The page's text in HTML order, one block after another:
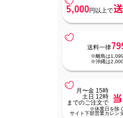
5,000円以上で
送料一律
※離島は
※沖縄は
月〜金 15時
土日 12時
までのご注文で
※休業日を除く
サイト下部営業カレン